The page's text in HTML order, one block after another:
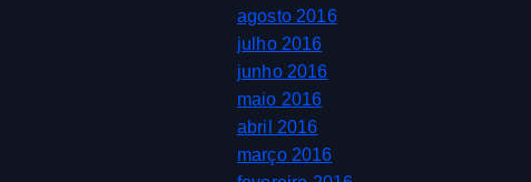
agosto 2016
julho 2016
junho 2016
maio 2016
abril 2016
março 2016